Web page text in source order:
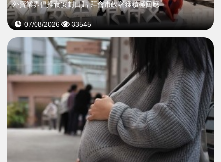
外賣業界倡推食安封口貼 拜會市政署獲積極回應
07/08/2026 33545